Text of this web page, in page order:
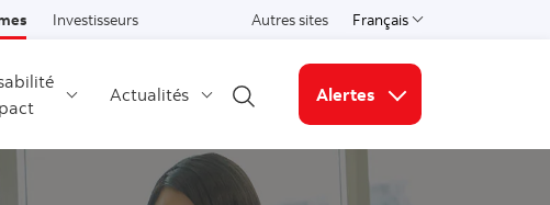
Investisseurs Autres sites Français
Select a language
Actualités
Open search
Alertes
Liens connexes